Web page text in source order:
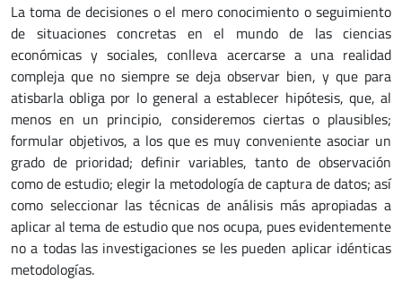
La toma de decisiones o el mero conocimiento o seguimiento
de situaciones concretas en el mundo de las ciencias
económicas y sociales, conlleva acercarse a una realidad
compleja que no siempre se deja observar bien, y que para
atisbarla obliga por lo general a establecer hipótesis, que, al
menos en un principio, consideremos ciertas o plausibles;
formular objetivos, a los que es muy conveniente asociar un
grado de prioridad; definir variables, tanto de observación
como de estudio; elegir la metodología de captura de datos; así
como seleccionar las técnicas de análisis más apropiadas a
aplicar al tema de estudio que nos ocupa, pues evidentemente
no a todas las investigaciones se les pueden aplicar idénticas
metodologías.